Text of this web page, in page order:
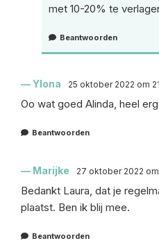
met 10-20% te
Beantwoorden
Ylona 25 oktober 2022 om
Oo wat goed Alinda, heel
Beantwoorden
Marijke 27 oktober 2022 om
Bedankt Laura, dat je
plaatst. Ben ik blij mee.
Beantwoorden